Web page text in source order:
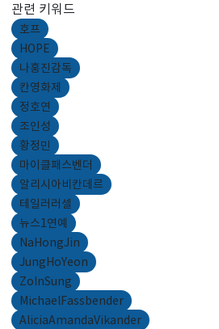
관련 키워드
호프
HOPE
나홍진감독
칸영화제
정호연
조인성
황정민
마이클패스벤더
알리시아비칸데르
테일러러셀
뉴스1연예
NaHongJin
JungHoYeon
ZoInSung
MichaelFassbender
AliciaAmandaVikander